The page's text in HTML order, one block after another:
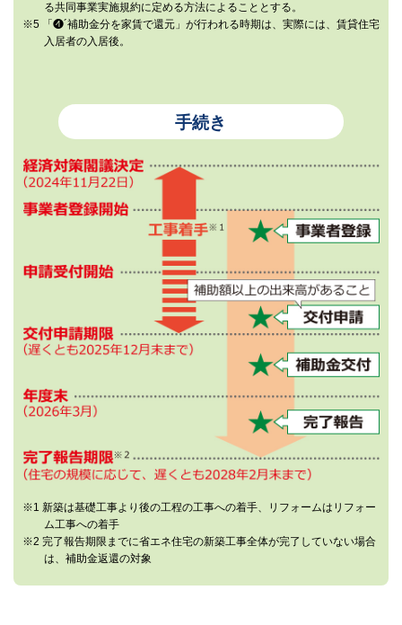
る共同事業実施規約に定める方法によることとする。
※5 「❹´補助金分を家賃で還元」が行われる時期は、実際には、賃貸住宅
入居者の入居後。
手続き
※1 新築は基礎工事より後の工程の工事への着手、リフォームはリフォー
ム工事への着手
※2 完了報告期限までに省エネ住宅の新築工事全体が完了していない場合
は、補助金返還の対象